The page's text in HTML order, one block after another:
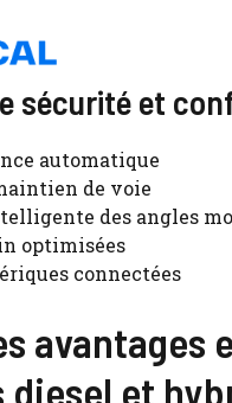
sécurité et
automatique
de voie
des angles
optimisées
connectées
diesel et